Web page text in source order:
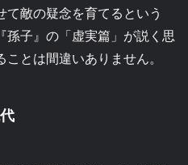
て敵の疑念を育てるという
孫子』の「虚実篇」が説く思
とは間違いありません。